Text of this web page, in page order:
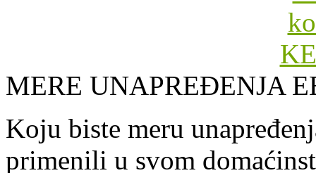
MERE UNAPREĐENJA
Koju biste meru
primenili u svom